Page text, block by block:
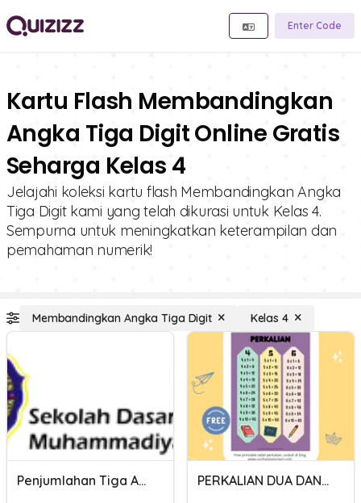
Enter Code
Kartu Flash Membandingkan
Angka Tiga Digit Online Gratis
Seharga Kelas 4
Jelajahi koleksi kartu flash Membandingkan Angka
Tiga Digit kami yang telah dikurasi untuk Kelas 4.
Sempurna untuk meningkatkan keterampilan dan
pemahaman numerik!
Membandingkan Angka Tiga Digit Kelas 4
Penjumlahan Tiga Angka PERKALIAN DUA DAN TIGA ANGKA